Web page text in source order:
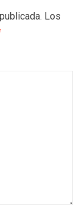
Los